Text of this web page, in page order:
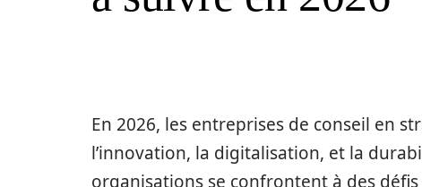
En 2026, les entreprises de conseil en
l’innovation, la digitalisation, et la
organisations se confrontent à des